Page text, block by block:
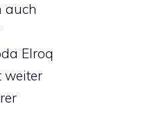
auch
Elroq
weiter